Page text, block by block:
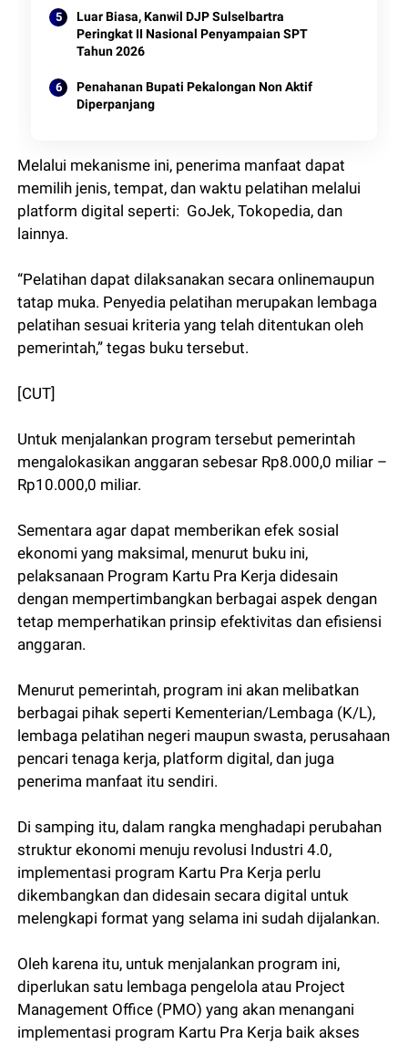
Luar Biasa, Kanwil DJP Sulselbartra
Peringkat II Nasional Penyampaian SPT
Tahun 2026
Penahanan Bupati Pekalongan Non Aktif
Diperpanjang
Melalui mekanisme ini, penerima manfaat dapat
memilih jenis, tempat, dan waktu pelatihan melalui
platform digital seperti: GoJek, Tokopedia, dan
lainnya.
“Pelatihan dapat dilaksanakan secara onlinemaupun
tatap muka. Penyedia pelatihan merupakan lembaga
pelatihan sesuai kriteria yang telah ditentukan oleh
pemerintah,” tegas buku tersebut.
[CUT]
Untuk menjalankan program tersebut pemerintah
mengalokasikan anggaran sebesar Rp8.000,0 miliar –
Rp10.000,0 miliar.
Sementara agar dapat memberikan efek sosial
ekonomi yang maksimal, menurut buku ini,
pelaksanaan Program Kartu Pra Kerja didesain
dengan mempertimbangkan berbagai aspek dengan
tetap memperhatikan prinsip efektivitas dan efisiensi
anggaran.
Menurut pemerintah, program ini akan melibatkan
berbagai pihak seperti Kementerian/Lembaga (K/L),
lembaga pelatihan negeri maupun swasta, perusahaan
pencari tenaga kerja, platform digital, dan juga
penerima manfaat itu sendiri.
Di samping itu, dalam rangka menghadapi perubahan
struktur ekonomi menuju revolusi Industri 4.0,
implementasi program Kartu Pra Kerja perlu
dikembangkan dan didesain secara digital untuk
melengkapi format yang selama ini sudah dijalankan.
Oleh karena itu, untuk menjalankan program ini,
diperlukan satu lembaga pengelola atau Project
Management Office (PMO) yang akan menangani
implementasi program Kartu Pra Kerja baik akses